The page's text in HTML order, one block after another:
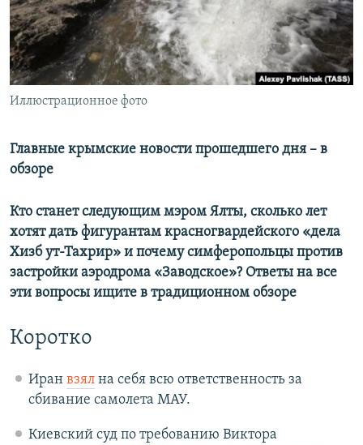
ПОБЕДИТЕЛЕЙ НЕ СУДЯТ?
КРЫМ.НЕПОКОРЕННЫЙ
ELIFBE
УКРАИНСКАЯ ПРОБЛЕМА КРЫМА
ПРИСОЕДИНЯЙТЕСЬ!
Все сайты RFE/RL
Иллюстрационное фото
Главные крымские новости прошедшего дня – в
обзоре
Кто станет следующим мэром Ялты, сколько лет
хотят дать фигурантам красногвардейского «дела
Хизб ут-Тахрир» и почему симферопольцы против
застройки аэродрома «Заводское»? Ответы на все
эти вопросы ищите в традиционном обзоре
Коротко
Иран взялна себя всю ответственность за
сбивание самолета МАУ.
Киевский суд по требованию Виктора